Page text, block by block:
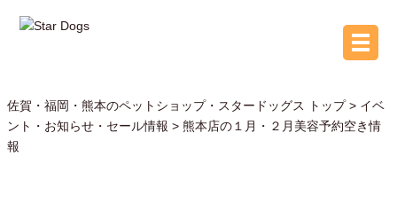
佐賀・福岡・熊本のペットショップ・スタードッグス トップ > イベ
ント・お知らせ・セール情報 > 熊本店の１月・２月美容予約空き情
報